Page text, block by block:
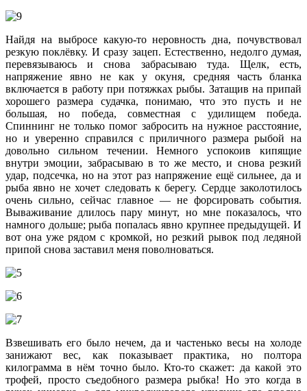
Найдя на выбросе какую-то неровность дна, почувствовал
резкую поклёвку. И сразу зацеп. Естественно, недолго думая,
перевязываюсь и снова забрасываю туда. Щелк, есть,
напряжение явно не как у окуня, средняя часть бланка
включается в работу при потяжках рыбы. Затащив на припай
хорошего размера судачка, понимаю, что это пусть и не
большая, но победа, совместная с удилищем победа.
Спиннинг не только помог забросить на нужное расстояние,
но и уверенно справился с приличного размера рыбой на
довольно сильном течении. Немного успокоив кипящие
внутри эмоции, забрасываю в то же место, и снова резкий
удар, подсечка, но на этот раз напряжение ещё сильнее, да и
рыба явно не хочет следовать к берегу. Сердце заколотилось
очень сильно, сейчас главное — не форсировать события.
Вываживание длилось пару минут, но мне показалось, что
намного дольше; рыба попалась явно крупнее предыдущей. И
вот она уже рядом с кромкой, но резкий рывок под ледяной
припой снова заставил меня поволноваться.
Взвешивать его было нечем, да и частенько весы на холоде
занижают вес, как показывает практика, но полтора
килограмма в нём точно было. Кто-то скажет: да какой это
трофей, просто съедобного размера рыбка! Но это когда в